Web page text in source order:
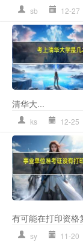
sb 12-27
清华大...
ks 12-25
有可能在打印资格
sy 11-20